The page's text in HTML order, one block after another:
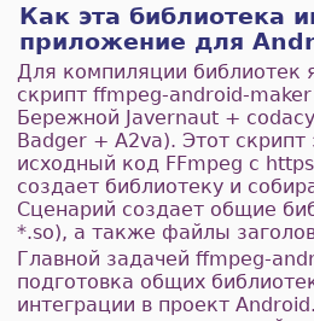
Как эта библиотека
приложение для
Для компиляции библиотек
скрипт ffmpeg-android-
Бережной Javernaut +
Badger + A2va). Этот скрипт
исходный код FFmpeg с
создает библиотеку и
Сценарий создает общие
*.so), а также файлы
Главной задачей ffmpeg-
подготовка общих
интеграции в проект